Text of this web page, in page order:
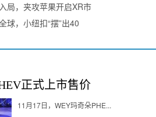
局，夹攻苹果开启XR市
球，小纽扣“摆”出40
正式上市售价
11月17日，WEY玛奇朵PHE...